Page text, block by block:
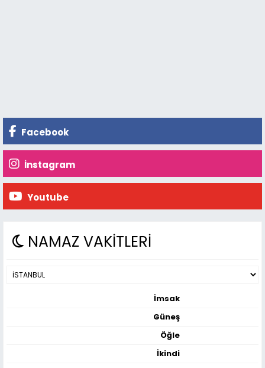
Facebook
İnstagram
Youtube
NAMAZ VAKİTLERİ
İmsak
Güneş
Öğle
İkindi